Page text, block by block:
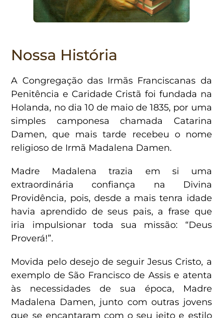
Nossa História
A Congregação das Irmãs Franciscanas da
Penitência e Caridade Cristã foi fundada na
Holanda, no dia 10 de maio de 1835, por uma
simples camponesa chamada Catarina
Damen, que mais tarde recebeu o nome
religioso de Irmã Madalena Damen.
Madre Madalena trazia em si uma
extraordinária confiança na Divina
Providência, pois, desde a mais tenra idade
havia aprendido de seus pais, a frase que
iria impulsionar toda sua missão: “Deus
Proverá!”.
Movida pelo desejo de seguir Jesus Cristo, a
exemplo de São Francisco de Assis e atenta
às necessidades de sua época, Madre
Madalena Damen, junto com outras jovens
que se encantaram com o seu jeito e estilo